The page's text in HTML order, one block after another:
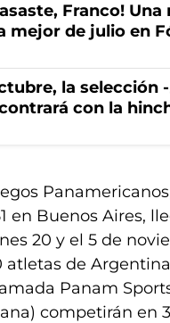
Franco!
mejor de julio en
la selección
con la
en Buenos Aires,
20 y el 5 de
atletas de
Panam
competirán en